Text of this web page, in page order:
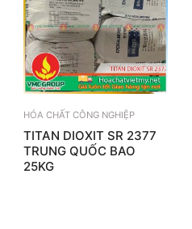
HÓA CHẤT CÔNG NGHIỆP
TITAN DIOXIT SR 2377
TRUNG QUỐC BAO
25KG